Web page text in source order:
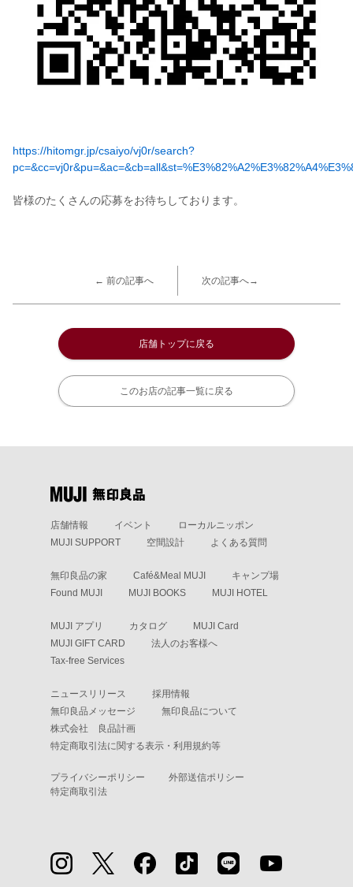
https://hitomgr.jp/csaiyo/vj0r/search?
皆様のたくさんの応募をお待ちしております。
← 前の記事へ 次の記事へ→
店舗トップに戻る
このお店の記事一覧に戻る
店舗情報 イベント
ローカルニッポン
MUJI SUPPORT
空間設計 よくある質問
無印良品の家 Café&Meal MUJI
キャンプ場
Found MUJI
MUJI BOOKS MUJI HOTEL
MUJI アプリ カタログ
MUJI Card
MUJI GIFT CARD
法人のお客様へ
Tax-free Services
ニュースリリース
採用情報
無印良品メッセージ
無印良品について
株式会社 良品計画
特定商取引法に関する表示・利用規約等
プライバシーポリシー
外部送信ポリシー
特定商取引法